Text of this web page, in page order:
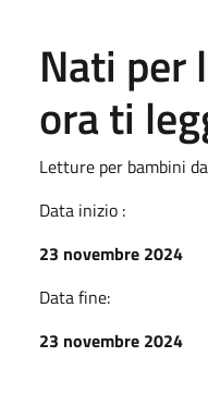
Nati per
ora ti
Letture per bambini
Data inizio :
23 novembre 2024
Data fine:
23 novembre 2024